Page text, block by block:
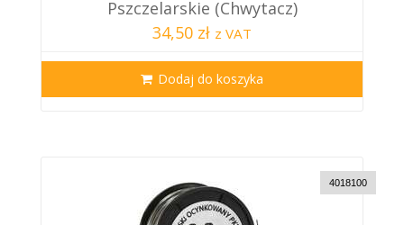
Pszczelarskie (Chwytacz)
34,50 zł z VAT
Dodaj do koszyka
4018100